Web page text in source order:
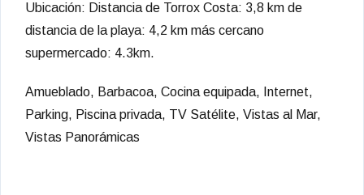
Ubicación: Distancia de Torrox Costa: 3,8 km de
distancia de la playa: 4,2 km más cercano
supermercado: 4.3km.
Amueblado, Barbacoa, Cocina equipada, Internet,
Parking, Piscina privada, TV Satélite, Vistas al Mar,
Vistas Panorámicas